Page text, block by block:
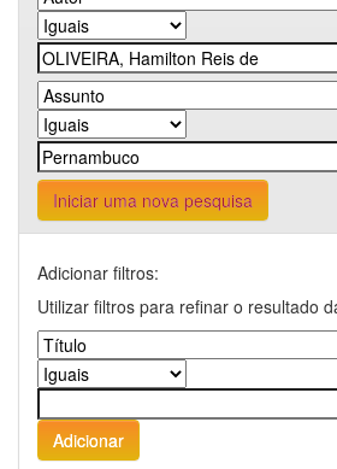
Iniciar uma nova pesquisa
Adicionar filtros:
Utilizar filtros para refinar o resultado